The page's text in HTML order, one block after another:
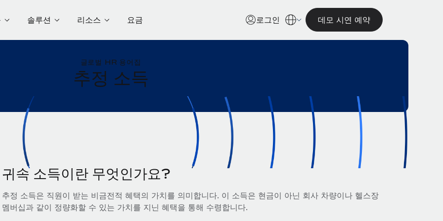
솔루션 리소스 요금 로그인 데모 시연 예약
글로벌 HR 용어집
추정 소득
귀속 소득이란 무엇인가요?
추정 소득은 직원이 받는 비금전적 혜택의 가치를 의미합니다. 이 소득은 현금이 아닌 회사 차량이나 헬스장
멤버십과 같이 정량화할 수 있는 가치를 지닌 혜택을 통해 수령합니다.